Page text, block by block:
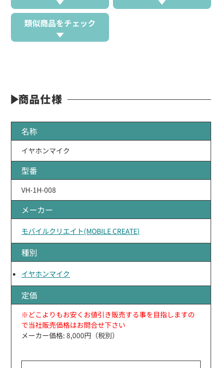
類似商品をチェック
商品仕様
名称
イヤホンマイク
型番
VH-1H-008
メーカー
モバイルクリエイト(MOBILE CREATE)
種別
イヤホンマイク
定価
※どこよりもお安くお値引き販売する事を目指しますの
で当社販売価格はお問合せ下さい
メーカー価格: 8,000円（税別）